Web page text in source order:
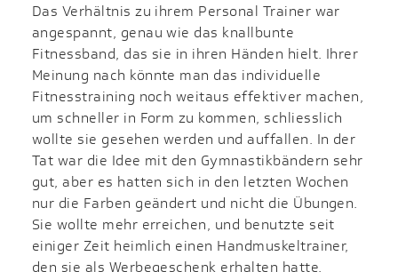
Das Verhältnis zu ihrem Personal Trainer war
angespannt, genau wie das knallbunte
Fitnessband, das sie in ihren Händen hielt. Ihrer
Meinung nach könnte man das individuelle
Fitnesstraining noch weitaus effektiver machen,
um schneller in Form zu kommen, schliesslich
wollte sie gesehen werden und auffallen. In der
Tat war die Idee mit den Gymnastikbändern sehr
gut, aber es hatten sich in den letzten Wochen
nur die Farben geändert und nicht die Übungen.
Sie wollte mehr erreichen, und benutzte seit
einiger Zeit heimlich einen Handmuskeltrainer,
den sie als Werbegeschenk erhalten hatte.